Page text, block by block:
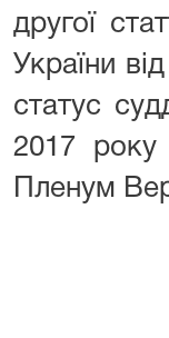
другої
України
статус
2017 року
Пленум